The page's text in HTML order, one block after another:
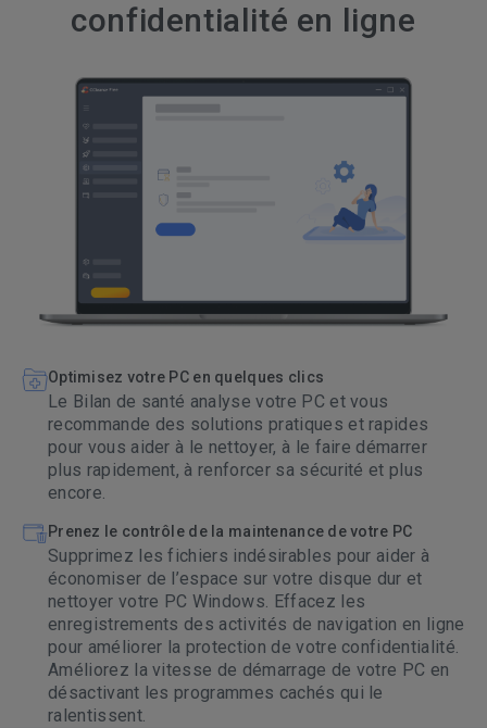
confidentialité en ligne
Optimisez votre PC en quelques clics
Le Bilan de santé analyse votre PC et vous
recommande des solutions pratiques et rapides
pour vous aider à le nettoyer, à le faire démarrer
plus rapidement, à renforcer sa sécurité et plus
encore.
Prenez le contrôle de la maintenance de votre PC
Supprimez les fichiers indésirables pour aider à
économiser de l’espace sur votre disque dur et
nettoyer votre PC Windows. Effacez les
enregistrements des activités de navigation en ligne
pour améliorer la protection de votre confidentialité.
Améliorez la vitesse de démarrage de votre PC en
désactivant les programmes cachés qui le
ralentissent.